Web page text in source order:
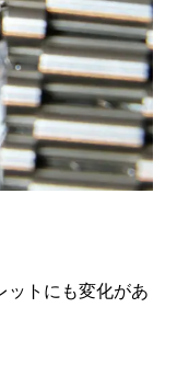
ットにも変化があ